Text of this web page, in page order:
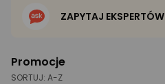
Gaming
Telewizory i audio
Promocje
SORTUJ: A-Z
ZAPYTAJ EKSPERTÓW